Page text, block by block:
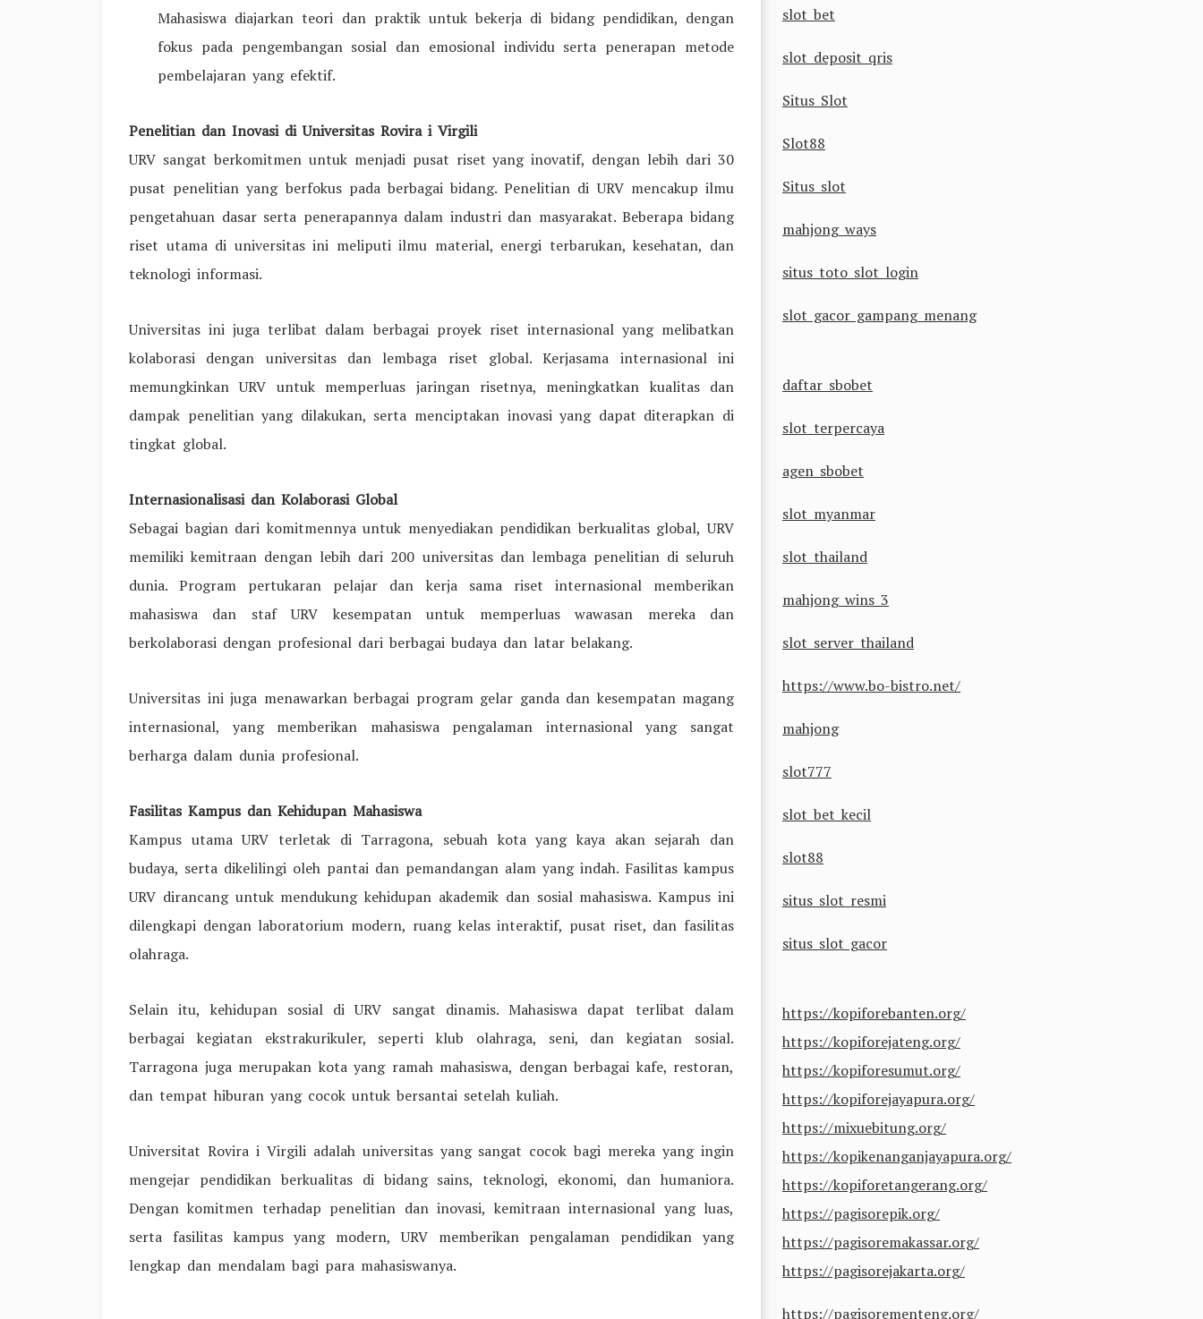
Mahasiswa diajarkan teori dan praktik untuk bekerja di bidang pendidikan, dengan
fokus pada pengembangan sosial dan emosional individu serta penerapan metode
pembelajaran yang efektif.
Penelitian dan Inovasi di Universitas Rovira i Virgili
URV sangat berkomitmen untuk menjadi pusat riset yang inovatif, dengan lebih dari 30
pusat penelitian yang berfokus pada berbagai bidang. Penelitian di URV mencakup ilmu
pengetahuan dasar serta penerapannya dalam industri dan masyarakat. Beberapa bidang
riset utama di universitas ini meliputi ilmu material, energi terbarukan, kesehatan, dan
teknologi informasi.
Universitas ini juga terlibat dalam berbagai proyek riset internasional yang melibatkan
kolaborasi dengan universitas dan lembaga riset global. Kerjasama internasional ini
memungkinkan URV untuk memperluas jaringan risetnya, meningkatkan kualitas dan
dampak penelitian yang dilakukan, serta menciptakan inovasi yang dapat diterapkan di
tingkat global.
Internasionalisasi dan Kolaborasi Global
Sebagai bagian dari komitmennya untuk menyediakan pendidikan berkualitas global, URV
memiliki kemitraan dengan lebih dari 200 universitas dan lembaga penelitian di seluruh
dunia. Program pertukaran pelajar dan kerja sama riset internasional memberikan
mahasiswa dan staf URV kesempatan untuk memperluas wawasan mereka dan
berkolaborasi dengan profesional dari berbagai budaya dan latar belakang.
Universitas ini juga menawarkan berbagai program gelar ganda dan kesempatan magang
internasional, yang memberikan mahasiswa pengalaman internasional yang sangat
berharga dalam dunia profesional.
Fasilitas Kampus dan Kehidupan Mahasiswa
Kampus utama URV terletak di Tarragona, sebuah kota yang kaya akan sejarah dan
budaya, serta dikelilingi oleh pantai dan pemandangan alam yang indah. Fasilitas kampus
URV dirancang untuk mendukung kehidupan akademik dan sosial mahasiswa. Kampus ini
dilengkapi dengan laboratorium modern, ruang kelas interaktif, pusat riset, dan fasilitas
olahraga.
Selain itu, kehidupan sosial di URV sangat dinamis. Mahasiswa dapat terlibat dalam
berbagai kegiatan ekstrakurikuler, seperti klub olahraga, seni, dan kegiatan sosial.
Tarragona juga merupakan kota yang ramah mahasiswa, dengan berbagai kafe, restoran,
dan tempat hiburan yang cocok untuk bersantai setelah kuliah.
Universitat Rovira i Virgili adalah universitas yang sangat cocok bagi mereka yang ingin
mengejar pendidikan berkualitas di bidang sains, teknologi, ekonomi, dan humaniora.
Dengan komitmen terhadap penelitian dan inovasi, kemitraan internasional yang luas,
serta fasilitas kampus yang modern, URV memberikan pengalaman pendidikan yang
lengkap dan mendalam bagi para mahasiswanya.
slot bet
slot deposit qris
Situs Slot
Slot88
Situs slot
mahjong ways
situs toto slot login
slot gacor gampang menang
daftar sbobet
slot terpercaya
agen sbobet
slot myanmar
slot thailand
mahjong wins 3
slot server thailand
https://www.bo-bistro.net/
mahjong
slot777
slot bet kecil
slot88
situs slot resmi
situs slot gacor
https://kopiforebanten.org/
https://kopiforejateng.org/
https://kopiforesumut.org/
https://kopiforejayapura.org/
https://mixuebitung.org/
https://kopikenanganjayapura.org/
https://kopiforetangerang.org/
https://pagisorepik.org/
https://pagisoremakassar.org/
https://pagisorejakarta.org/
https://pagisorementeng.org/